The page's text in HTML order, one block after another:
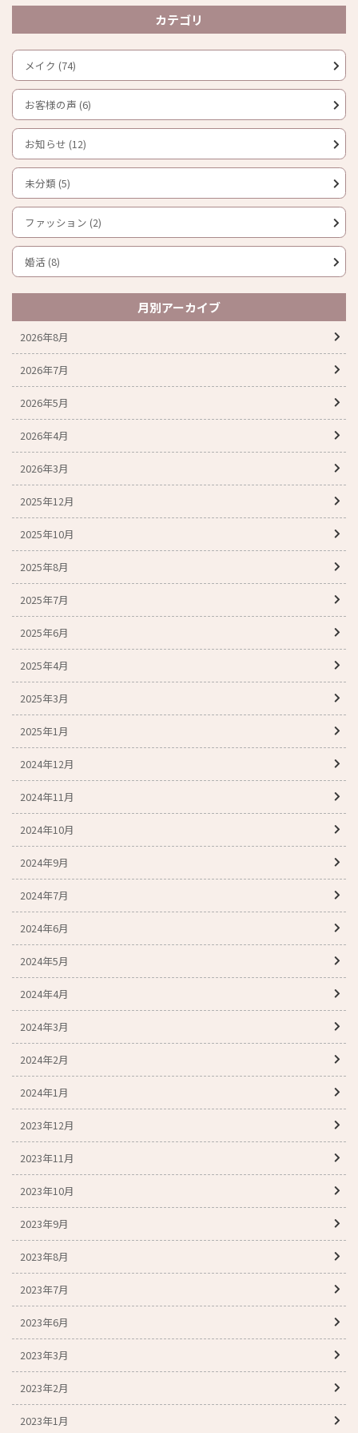
カテゴリ
メイク (74)
お客様の声 (6)
お知らせ (12)
未分類 (5)
ファッション (2)
婚活 (8)
月別アーカイブ
2026年8月
2026年7月
2026年5月
2026年4月
2026年3月
2025年12月
2025年10月
2025年8月
2025年7月
2025年6月
2025年4月
2025年3月
2025年1月
2024年12月
2024年11月
2024年10月
2024年9月
2024年7月
2024年6月
2024年5月
2024年4月
2024年3月
2024年2月
2024年1月
2023年12月
2023年11月
2023年10月
2023年9月
2023年8月
2023年7月
2023年6月
2023年3月
2023年2月
2023年1月